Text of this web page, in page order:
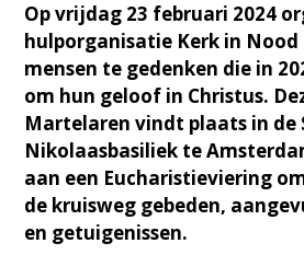
Op vrijdag 23 februari 2024
hulporganisatie Kerk in Nood
mensen te gedenken die in
om hun geloof in Christus.
Martelaren vindt plaats in de
Nikolaasbasiliek te
aan een Eucharistieviering
de kruisweg gebeden,
en getuigenissen.